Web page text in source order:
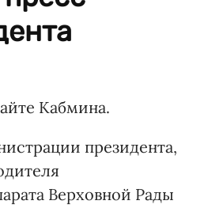
Кабмина.
президента,
Верховной Рады